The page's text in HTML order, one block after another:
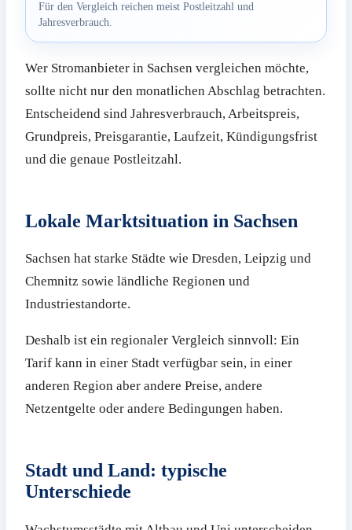
Für den Vergleich reichen meist Postleitzahl und
Jahresverbrauch.
Wer Stromanbieter in Sachsen vergleichen möchte,
sollte nicht nur den monatlichen Abschlag betrachten.
Entscheidend sind Jahresverbrauch, Arbeitspreis,
Grundpreis, Preisgarantie, Laufzeit, Kündigungsfrist
und die genaue Postleitzahl.
Lokale Marktsituation in Sachsen
Sachsen hat starke Städte wie Dresden, Leipzig und
Chemnitz sowie ländliche Regionen und
Industriestandorte.
Deshalb ist ein regionaler Vergleich sinnvoll: Ein
Tarif kann in einer Stadt verfügbar sein, in einer
anderen Region aber andere Preise, andere
Netzentgelte oder andere Bedingungen haben.
Stadt und Land: typische
Unterschiede